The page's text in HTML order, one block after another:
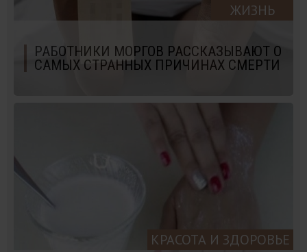
ЖИЗНЬ
РАБОТНИКИ МОРГОВ РАССКАЗЫВАЮТ О
САМЫХ СТРАННЫХ ПРИЧИНАХ СМЕРТИ
КРАСОТА И ЗДОРОВЬЕ